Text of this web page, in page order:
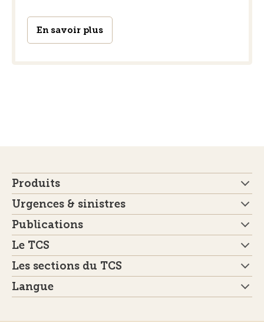
En savoir plus
Produits
Urgences & sinistres
Publications
Le TCS
Les sections du TCS
Langue